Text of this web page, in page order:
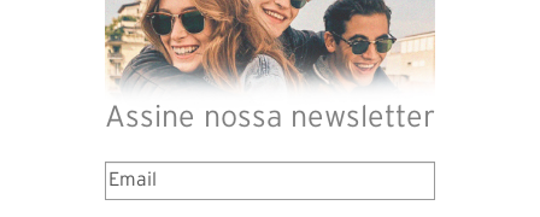
Assine nossa newsletter